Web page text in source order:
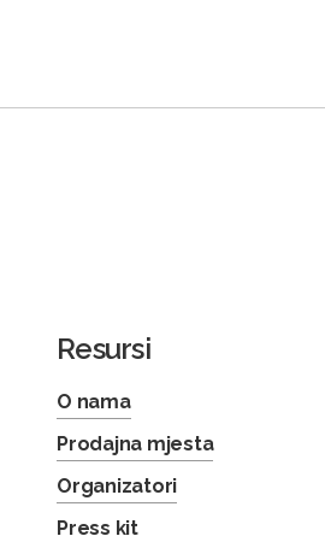
Resursi
O nama
Prodajna mjesta
Organizatori
Press kit